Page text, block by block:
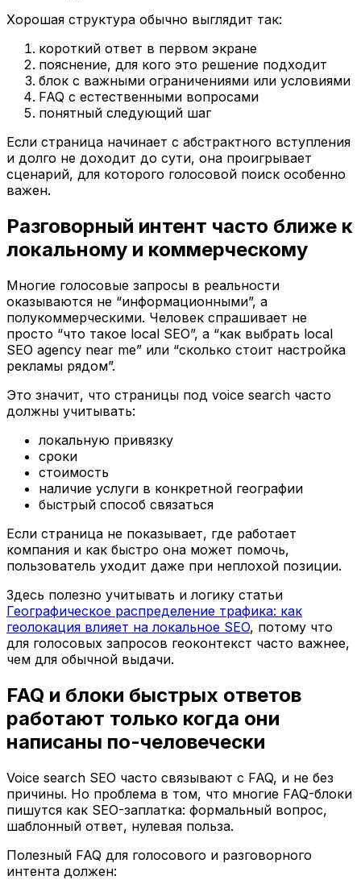
Хорошая структура обычно выглядит так:
короткий ответ в первом экране
пояснение, для кого это решение подходит
блок с важными ограничениями или условиями
FAQ с естественными вопросами
понятный следующий шаг
Если страница начинает с абстрактного вступления
и долго не доходит до сути, она проигрывает
сценарий, для которого голосовой поиск особенно
важен.
Разговорный интент часто ближе к
локальному и коммерческому
Многие голосовые запросы в реальности
оказываются не “информационными”, а
полукоммерческими. Человек спрашивает не
просто “что такое local SEO”, а “как выбрать local
SEO agency near me” или “сколько стоит настройка
рекламы рядом”.
Это значит, что страницы под voice search часто
должны учитывать:
локальную привязку
сроки
стоимость
наличие услуги в конкретной географии
быстрый способ связаться
Если страница не показывает, где работает
компания и как быстро она может помочь,
пользователь уходит даже при неплохой позиции.
Здесь полезно учитывать и логику статьи
Географическое распределение трафика: как
геолокация влияет на локальное SEO, потому что
для голосовых запросов геоконтекст часто важнее,
чем для обычной выдачи.
FAQ и блоки быстрых ответов
работают только когда они
написаны по-человечески
Voice search SEO часто связывают с FAQ, и не без
причины. Но проблема в том, что многие FAQ-блоки
пишутся как SEO-заплатка: формальный вопрос,
шаблонный ответ, нулевая польза.
Полезный FAQ для голосового и разговорного
интента должен: